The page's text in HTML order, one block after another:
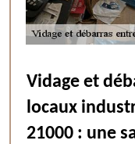
Vidage et
locaux
21000 : une